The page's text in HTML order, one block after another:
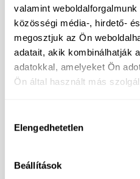
valamint
közösségi média-, hirdető-
megosztjuk az Ön
adatait, akik kombinálhatják
adatokkal, amelyeket Ön
Ön által használt más
kiválasztása
Elengedhetetlen
Beállítások
Fagy. Sous vide
mangalica tarja szelet
cca200-220g/db
cca5kg/#